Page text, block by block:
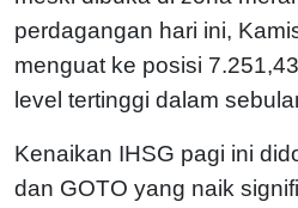
perdagangan hari ini,
menguat ke posisi
level tertinggi dalam
Kenaikan IHSG pagi ini
dan GOTO yang naik